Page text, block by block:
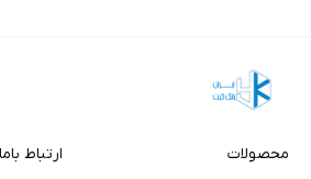
محصولات
ارتباط باما